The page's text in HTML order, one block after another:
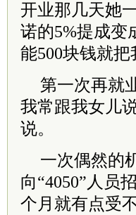
开业那几天她
诺的5%提成变
能500块钱就
第一次再就
我常跟我女儿
说。
一次偶然的
向“4050”人员
个月就有点受